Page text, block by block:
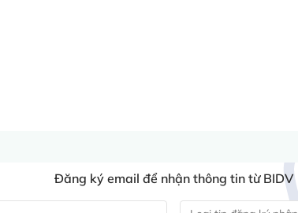
Đăng ký email để nhận thông tin từ BIDV